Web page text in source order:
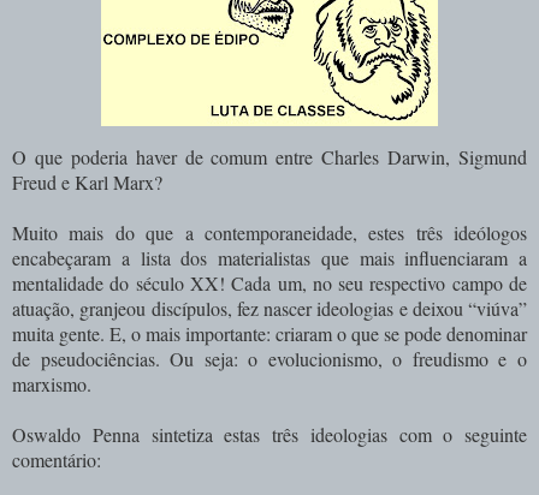
O que poderia haver de comum entre Charles Darwin, Sigmund
Freud e Karl Marx?
Muito mais do que a contemporaneidade, estes três ideólogos
encabeçaram a lista dos materialistas que mais influenciaram a
mentalidade do século XX! Cada um, no seu respectivo campo de
atuação, granjeou discípulos, fez nascer ideologias e deixou “viúva”
muita gente. E, o mais importante: criaram o que se pode denominar
de pseudociências. Ou seja: o evolucionismo, o freudismo e o
marxismo.
Oswaldo Penna sintetiza estas três ideologias com o seguinte
comentário: